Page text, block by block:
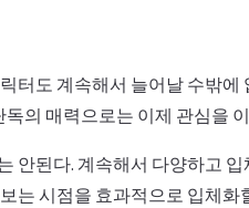
터도 계속해서 늘어날 수밖에
의 매력으로는 이제 관심을
안된다. 계속해서 다양하고
는 시점을 효과적으로 입체화